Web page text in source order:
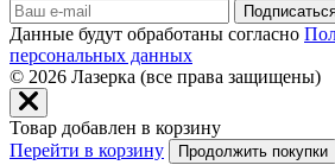
Данные будут обработаны согласно
персональных данных
© 2026 Лазерка (все права защищены)
Товар добавлен в корзину
Перейти в корзину
Продолжить покупки